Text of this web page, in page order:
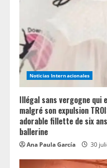
Noticias Internacionales
Illégal sans vergogne
malgré son expulsion
adorable fillette de six
ballerine
Ana Paula García 30